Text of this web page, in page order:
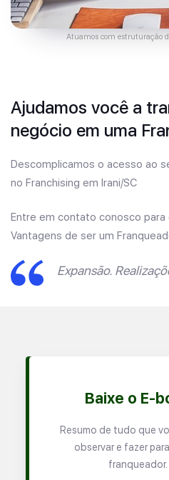
Atuamos com estruturação
Ajudamos você a
negócio em uma
Descomplicamos o acesso ao
no Franchising em Irani/SC
Entre em contato conosco
Vantagens de ser um
Expansão.
Baixe o E-
Resumo de tudo que
observar e fazer
franqueador.